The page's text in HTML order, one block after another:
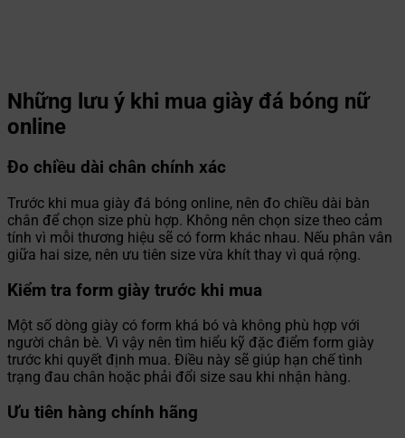
Những lưu ý khi mua giày đá bóng nữ
online
Đo chiều dài chân chính xác
Trước khi mua giày đá bóng online, nên đo chiều dài bàn
chân để chọn size phù hợp. Không nên chọn size theo cảm
tính vì mỗi thương hiệu sẽ có form khác nhau. Nếu phân vân
giữa hai size, nên ưu tiên size vừa khít thay vì quá rộng.
Kiểm tra form giày trước khi mua
Một số dòng giày có form khá bó và không phù hợp với
người chân bè. Vì vậy nên tìm hiểu kỹ đặc điểm form giày
trước khi quyết định mua. Điều này sẽ giúp hạn chế tình
trạng đau chân hoặc phải đổi size sau khi nhận hàng.
Ưu tiên hàng chính hãng